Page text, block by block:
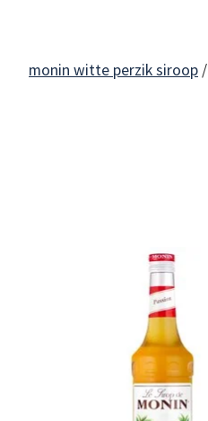
monin witte perzik siroop/
Items van productcarrousel